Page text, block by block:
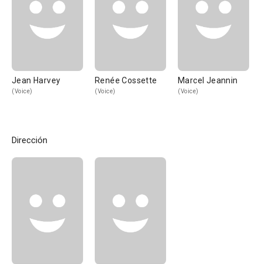
Jean Harvey
(Voice)
Renée Cossette
(Voice)
Marcel Jeannin
(Voice)
Dirección